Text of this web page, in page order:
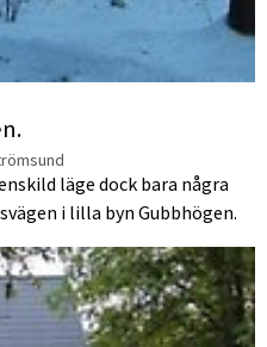
läge dock bara några
i lilla byn Gubbhögen.